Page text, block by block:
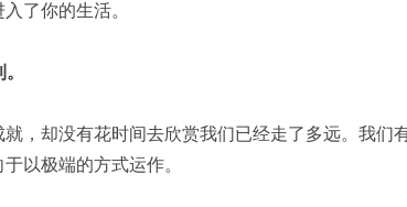
了你的生活。
，却没有花时间去欣赏我们已经走了多远。我们
以极端的方式运作。